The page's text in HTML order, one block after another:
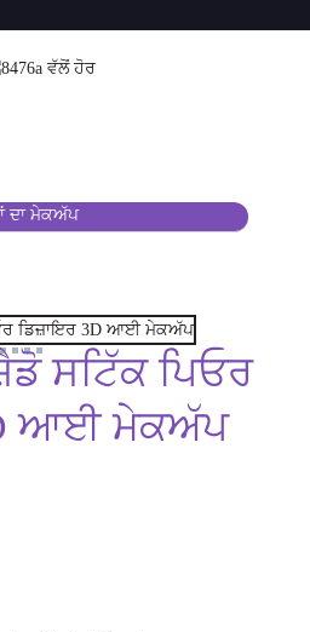
ਦਾ ਮੇਕਅੱਪ
ਸਟਿੱਕ ਪਿਓਰ
ਆਈ ਮੇਕਅੱਪ